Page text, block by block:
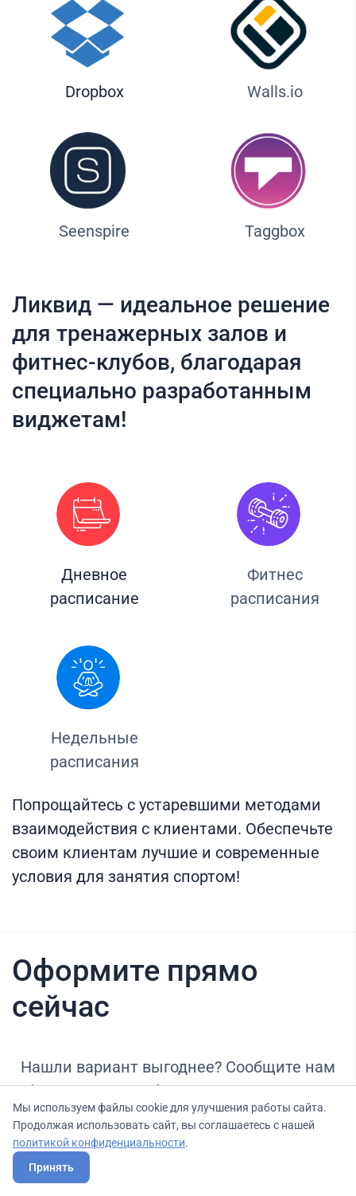
Dropbox Walls.io
Seenspire Taggbox
Ликвид — идеальное решение
для тренажерных залов и
фитнес-клубов, благодарая
специально разработанным
виджетам!
Дневное
расписание
Фитнес
расписания
Недельные
расписания
Попрощайтесь с устаревшими методами
взаимодействия с клиентами. Обеспечьте
своим клиентам лучшие и современные
условия для занятия спортом!
Оформите прямо
сейчас
Нашли вариант выгоднее? Сообщите нам
об этом, и мы подберем для Вас выгодные
условия.
Мы используем файлы cookie для улучшения работы сайта.
Продолжая использовать сайт, вы соглашаетесь с нашей
политикой конфиденциальности.
Принять